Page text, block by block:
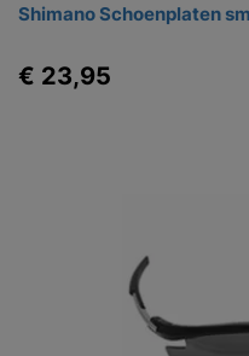
Shimano Schoenplaten
€ 23,95